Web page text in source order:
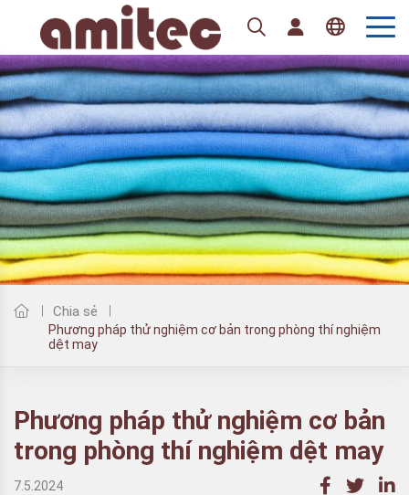
Tiếng Việt
English
Chia sẻ
Phương pháp thử nghiệm cơ bản trong phòng thí nghiệm
dệt may
Phương pháp thử nghiệm cơ bản
trong phòng thí nghiệm dệt may
7.5.2024